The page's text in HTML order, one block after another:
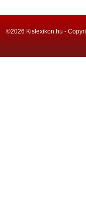
©2026 Kislexikon.hu -